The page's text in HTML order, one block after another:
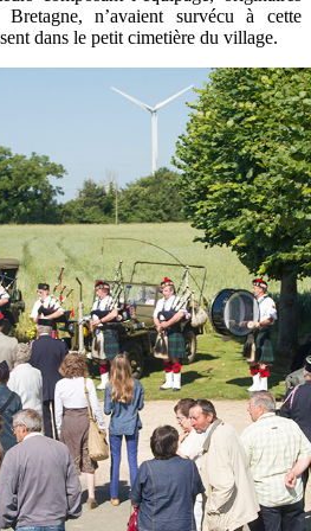
n’avaient survécu à cette
dans le petit cimetière du village.